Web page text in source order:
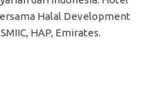
Halal Development
HAP, Emirates.